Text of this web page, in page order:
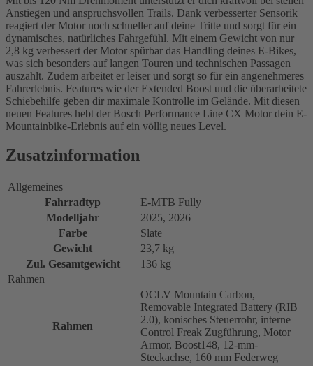
Anstiegen und anspruchsvollen Trails. Dank verbesserter Sensorik
reagiert der Motor noch schneller auf deine Tritte und sorgt für ein
dynamisches, natürliches Fahrgefühl. Mit einem Gewicht von nur
2,8 kg verbessert der Motor spürbar das Handling deines E-Bikes,
was sich besonders auf langen Touren und technischen Passagen
auszahlt. Zudem arbeitet er leiser und sorgt so für ein angenehmeres
Fahrerlebnis. Features wie der Extended Boost und die überarbeitete
Schiebehilfe geben dir maximale Kontrolle im Gelände. Mit diesen
neuen Features hebt der Bosch Performance Line CX Motor dein E-
Mountainbike-Erlebnis auf ein völlig neues Level.
Zusatzinformation
Allgemeines
Fahrradtyp
E-MTB Fully
Modelljahr
2025, 2026
Farbe
Slate
Gewicht
23,7 kg
Zul. Gesamtgewicht
136 kg
Rahmen
Rahmen
OCLV Mountain Carbon,
Removable Integrated Battery (RIB
2.0), konisches Steuerrohr, interne
Control Freak Zugführung, Motor
Armor, Boost148, 12-mm-
Steckachse, 160 mm Federweg